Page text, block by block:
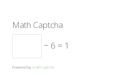
Math Captcha
− 6 = 1
Powered byMathCaptcha